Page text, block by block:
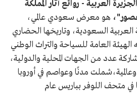
العربية - روائع آثار المملكة
هو معرض سعودي عالمي،
العربية السعودية، وتاريخها الحضاري
الهيئة العامة للسياحة والتراث الوطني
عدد من الجهات المحلية والدولية،
وعالمية،شملت مدنًا وعواصم في أوروبا
في متحف اللوفر بباريس عام